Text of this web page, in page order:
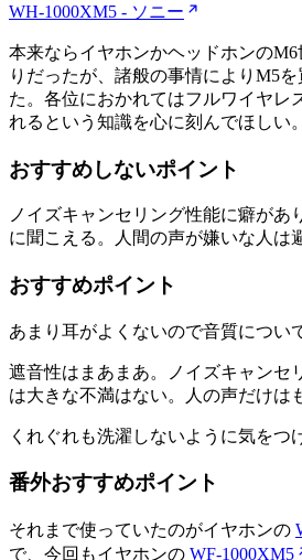
WH-1000XM5 - ソニー
本来ならイヤホンかヘッドホンの
りだったが、諸般の事情によりM5
た。各位におかれてはフルワイヤレ
れるという知識を心に刻んでほしい。
おすすめしないポイント
ノイズキャンセリング性能に癖があ
に聞こえる。人間の声が嫌いな人は
おすすめポイント
あまり耳がよくないので音質につい
遮音性はまあまあ。ノイズキャンセ
は大きな不満はない。人の声だけは
くれぐれも洗濯しないように気をつ
番外おすすめポイント
それまで使っていたのがイヤホンの
で、今回もイヤホンの WF-1000XM5